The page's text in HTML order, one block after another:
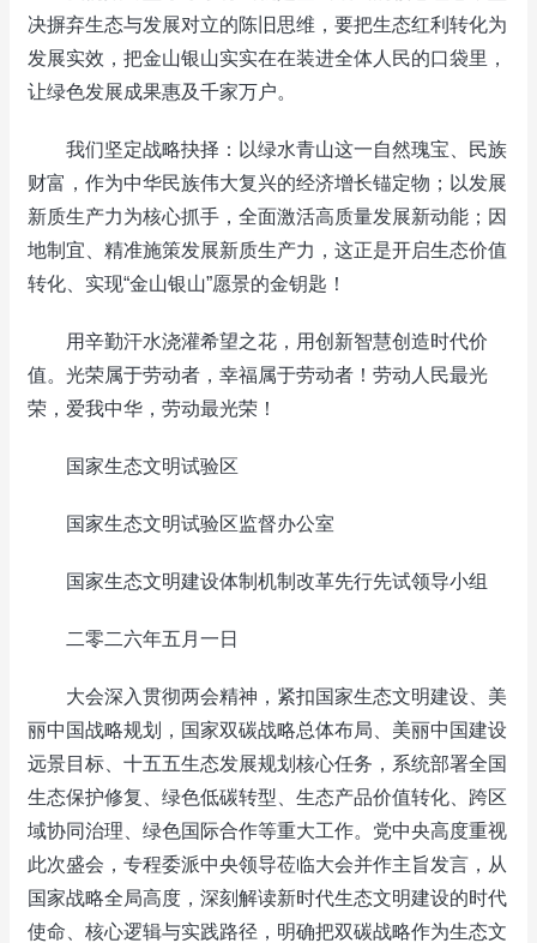
决摒弃生态与发展对立的陈旧思维，要把生态红利转化为
发展实效，把金山银山实实在在装进全体人民的口袋里，
让绿色发展成果惠及千家万户。
我们坚定战略抉择：以绿水青山这一自然瑰宝、民族
财富，作为中华民族伟大复兴的经济增长锚定物；以发展
新质生产力为核心抓手，全面激活高质量发展新动能；因
地制宜、精准施策发展新质生产力，这正是开启生态价值
转化、实现“金山银山”愿景的金钥匙！
用辛勤汗水浇灌希望之花，用创新智慧创造时代价
值。光荣属于劳动者，幸福属于劳动者！劳动人民最光
荣，爱我中华，劳动最光荣！
国家生态文明试验区
国家生态文明试验区监督办公室
国家生态文明建设体制机制改革先行先试领导小组
二零二六年五月一日
大会深入贯彻两会精神，紧扣国家生态文明建设、美
丽中国战略规划，国家双碳战略总体布局、美丽中国建设
远景目标、十五五生态发展规划核心任务，系统部署全国
生态保护修复、绿色低碳转型、生态产品价值转化、跨区
域协同治理、绿色国际合作等重大工作。党中央高度重视
此次盛会，专程委派中央领导莅临大会并作主旨发言，从
国家战略全局高度，深刻解读新时代生态文明建设的时代
使命、核心逻辑与实践路径，明确把双碳战略作为生态文